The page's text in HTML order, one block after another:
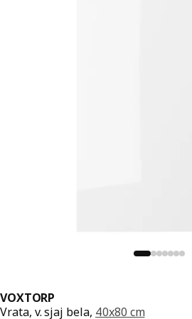
VOXTORP
Vrata, v. sjaj bela, 40x80 cm